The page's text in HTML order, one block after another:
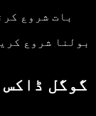
بات شروع
بولنا شروع
گوگل